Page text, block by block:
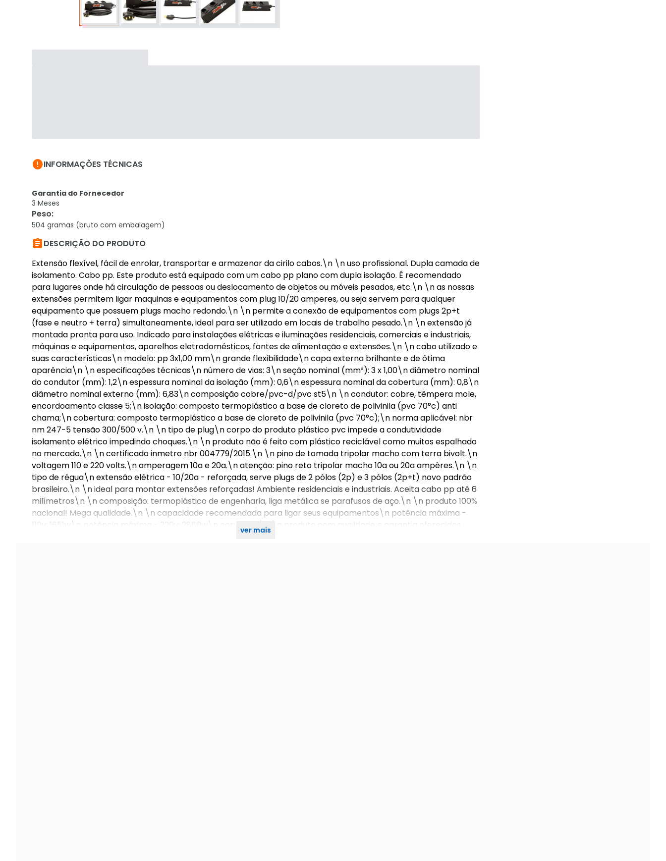
INFORMAÇÕES TÉCNICAS
Garantia do Fornecedor
3 Meses
Peso:
504 gramas (bruto com embalagem)
DESCRIÇÃO DO PRODUTO
Extensão flexível, fácil de enrolar, transportar e armazenar da cirilo cabos.\n \n uso profissional. Dupla camada de
isolamento. Cabo pp. Este produto está equipado com um cabo pp plano com dupla isolação. É recomendado
para lugares onde há circulação de pessoas ou deslocamento de objetos ou móveis pesados, etc.\n \n as nossas
extensões permitem ligar maquinas e equipamentos com plug 10/20 amperes, ou seja servem para qualquer
equipamento que possuem plugs macho redondo.\n \n permite a conexão de equipamentos com plugs 2p+t
(fase e neutro + terra) simultaneamente, ideal para ser utilizado em locais de trabalho pesado.\n \n extensão já
montada pronta para uso. Indicado para instalações elétricas e iluminações residenciais, comerciais e industriais,
máquinas e equipamentos, aparelhos eletrodomésticos, fontes de alimentação e extensões.\n \n cabo utilizado e
suas características\n modelo: pp 3x1,00 mm\n grande flexibilidade\n capa externa brilhante e de ótima
aparência\n \n especificações técnicas\n número de vias: 3\n seção nominal (mm²): 3 x 1,00\n diâmetro nominal
do condutor (mm): 1,2\n espessura nominal da isolação (mm): 0,6\n espessura nominal da cobertura (mm): 0,8\n
diâmetro nominal externo (mm): 6,83\n composição cobre/pvc-d/pvc st5\n \n condutor: cobre, têmpera mole,
encordoamento classe 5;\n isolação: composto termoplástico a base de cloreto de polivinila (pvc 70°c) anti
chama;\n cobertura: composto termoplástico a base de cloreto de polivinila (pvc 70°c);\n norma aplicável: nbr
nm 247-5 tensão 300/500 v.\n \n tipo de plug\n corpo do produto plástico pvc impede a condutividade
isolamento elétrico impedindo choques.\n \n produto não é feito com plástico reciclável como muitos espalhado
no mercado.\n \n certificado inmetro nbr 004779/2015.\n \n pino de tomada tripolar macho com terra bivolt.\n
voltagem 110 e 220 volts.\n amperagem 10a e 20a.\n atenção: pino reto tripolar macho 10a ou 20a ampères.\n \n
tipo de régua\n extensão elétrica - 10/20a - reforçada, serve plugs de 2 pólos (2p) e 3 pólos (2p+t) novo padrão
brasileiro.\n \n ideal para montar extensões reforçadas! Ambiente residenciais e industriais. Aceita cabo pp até 6
milímetros\n \n composição: termoplástico de engenharia, liga metálica se parafusos de aço.\n \n produto 100%
nacional! Mega qualidade.\n \n capacidade recomendada para ligar seus equipamentos\n potência máxima -
110v: 1651w\n potência máxima - 220v: 2860w\n cor: preta\n \n produto com qualidade e garantia oferecidos
ver mais